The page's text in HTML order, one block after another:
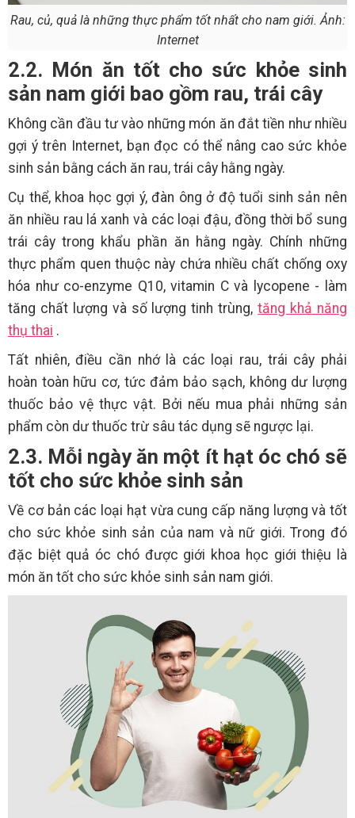
Rau, củ, quả là những thực phẩm tốt nhất cho nam giới. Ảnh:
Internet
2.2. Món ăn tốt cho sức khỏe sinh
sản nam giới bao gồm rau, trái cây
Không cần đầu tư vào những món ăn đắt tiền như nhiều
gợi ý trên Internet, bạn đọc có thể nâng cao sức khỏe
sinh sản bằng cách ăn rau, trái cây hằng ngày.
Cụ thể, khoa học gợi ý, đàn ông ở độ tuổi sinh sản nên
ăn nhiều rau lá xanh và các loại đậu, đồng thời bổ sung
trái cây trong khẩu phần ăn hằng ngày. Chính những
thực phẩm quen thuộc này chứa nhiều chất chống oxy
hóa như co-enzyme Q10, vitamin C và lycopene - làm
tăng chất lượng và số lượng tinh trùng,tăng khả năng
thụ thai .
Tất nhiên, điều cần nhớ là các loại rau, trái cây phải
hoàn toàn hữu cơ, tức đảm bảo sạch, không dư lượng
thuốc bảo vệ thực vật. Bởi nếu mua phải những sản
phẩm còn dư thuốc trừ sâu tác dụng sẽ ngược lại.
2.3. Mỗi ngày ăn một ít hạt óc chó sẽ
tốt cho sức khỏe sinh sản
Về cơ bản các loại hạt vừa cung cấp năng lượng và tốt
cho sức khỏe sinh sản của nam và nữ giới. Trong đó
đặc biệt quả óc chó được giới khoa học giới thiệu là
món ăn tốt cho sức khỏe sinh sản nam giới.